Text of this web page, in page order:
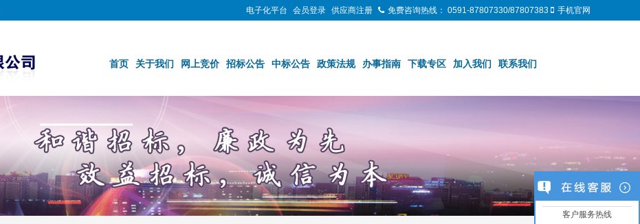
电子化平台 会员登录 供应商注册 免费咨询热线： 0591-87807330/87807383 手机官网
首页 关于我们 网上竞价 招标公告 中标公告 政策法规 办事指南 下载专区 加入我们 联系我们
客户服务热线